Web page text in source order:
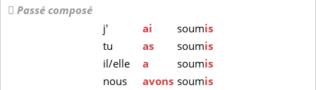
Passé composé
j'
ai soumis
tu
as soumis
il/elle
a soumis
nous
avons soumis